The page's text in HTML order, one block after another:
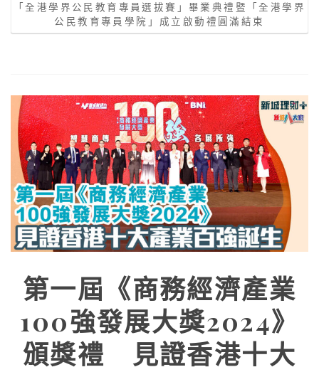
「全港學界公民教育專員選拔賽」畢業典禮暨「全港學界
公民教育專員學院」成立啟動禮圓滿結束
第一屆《商務經濟產業
100強發展大獎2024》
頒獎禮 見證香港十大